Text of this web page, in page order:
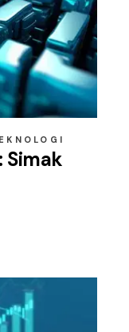
Simak